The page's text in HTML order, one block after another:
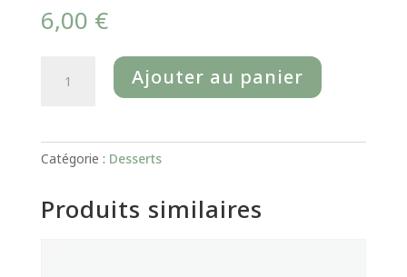
6,00 €
fruits
saison
Ajouter au panier
Catégorie : Desserts
Produits similaires